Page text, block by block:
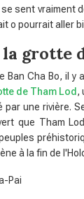
sent vraiment
o pourrait aller
grotte
Ban Cha Bo, il y
de Tham Lod ,
par une rivière.
que Tham
à la fin de